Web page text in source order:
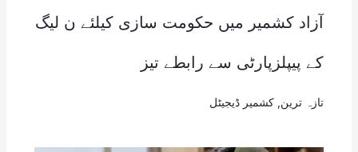
آزاد کشمیر میں حکومت سازی کیلئے ن لیگ
کے پیپلزپارٹی سے رابطے تیز
تازہ ترین کشمیر ڈیجیٹل